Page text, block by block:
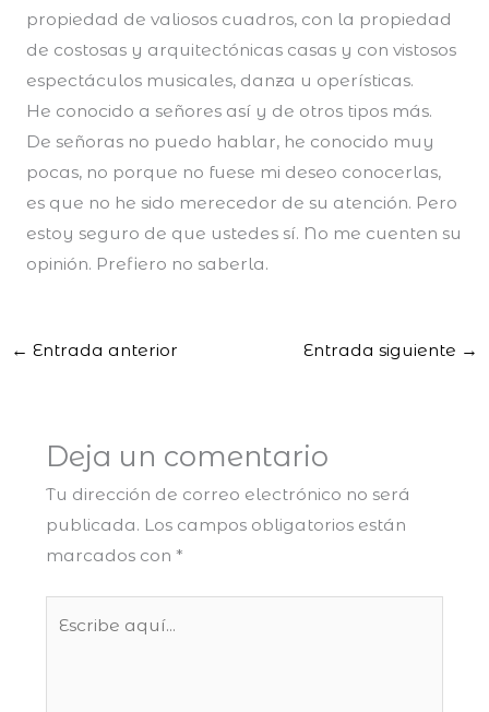
propiedad de valiosos cuadros, con la propiedad
de costosas y arquitectónicas casas y con vistosos
espectáculos musicales, danza u operísticas.
He conocido a señores así y de otros tipos más.
De señoras no puedo hablar, he conocido muy
pocas, no porque no fuese mi deseo conocerlas,
es que no he sido merecedor de su atención. Pero
estoy seguro de que ustedes sí. No me cuenten su
opinión. Prefiero no saberla.
← Entrada anterior Entrada siguiente →
Deja un comentario
Tu dirección de correo electrónico no será
publicada. Los campos obligatorios están
marcados con *